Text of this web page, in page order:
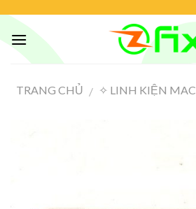
content
TRANG CHỦ / ✧ LINH KIỆN MAC